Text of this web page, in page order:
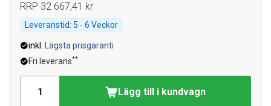
RRP 32 667,41 kr
Leveranstid: 5 - 6 Veckor
inkl.
Lägsta prisgaranti
Fri leverans**
Lägg till i kundvagn